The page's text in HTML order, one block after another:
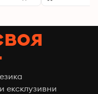
ексклузивни